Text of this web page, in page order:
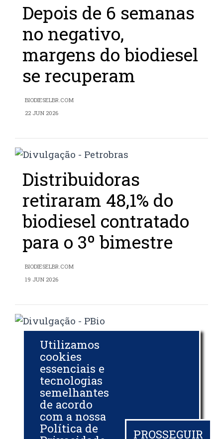
Depois de 6 semanas
no negativo,
margens do biodiesel
se recuperam
BIODIESELBR.COM
22 JUN 2026
Distribuidoras
retiraram 48,1% do
biodiesel contratado
para o 3º bimestre
BIODIESELBR.COM
19 JUN 2026
Mais de 14,8 mil m³
de biodiesel foram
exportados em maio
19 JUN 2026
Utilizamos
cookies
essenciais e
tecnologias
semelhantes
de acordo
com a nossa
Política de
PROSSEGUIR